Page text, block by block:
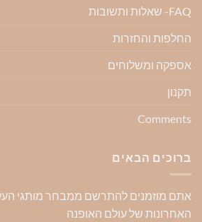
FAQ- שאלות ותשובות
החלפות והחזרות
אספקה ומשלוחים
תקנון
Comments
ברוכים הבאים
אתם מוזמנים להתרשם ממבחר מותגי העל
האחרונות של עולם האופנה